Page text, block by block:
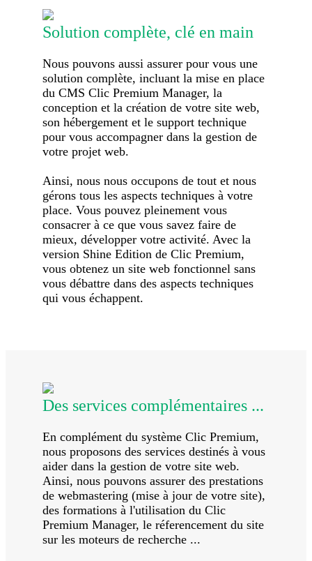
Solution complète, clé en main
Nous pouvons aussi assurer pour vous une
solution complète, incluant la mise en place
du CMS Clic Premium Manager, la
conception et la création de votre site web,
son hébergement et le support technique
pour vous accompagner dans la gestion de
votre projet web.
Ainsi, nous nous occupons de tout et nous
gérons tous les aspects techniques à votre
place. Vous pouvez pleinement vous
consacrer à ce que vous savez faire de
mieux, développer votre activité. Avec la
version Shine Edition de Clic Premium,
vous obtenez un site web fonctionnel sans
vous débattre dans des aspects techniques
qui vous échappent.
Des services complémentaires ...
En complément du système Clic Premium,
nous proposons des services destinés à vous
aider dans la gestion de votre site web.
Ainsi, nous pouvons assurer des prestations
de webmastering (mise à jour de votre site),
des formations à l'utilisation du Clic
Premium Manager, le réferencement du site
sur les moteurs de recherche ...